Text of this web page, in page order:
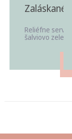
Zaláskané
Reliéfne
šalviovo